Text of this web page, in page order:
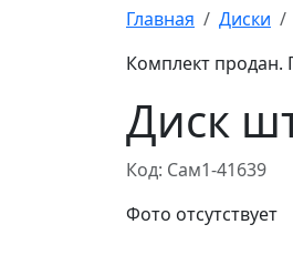
Главная Диски
Комплект
Диск
Код: Сам1-41639
Фото отсутствует